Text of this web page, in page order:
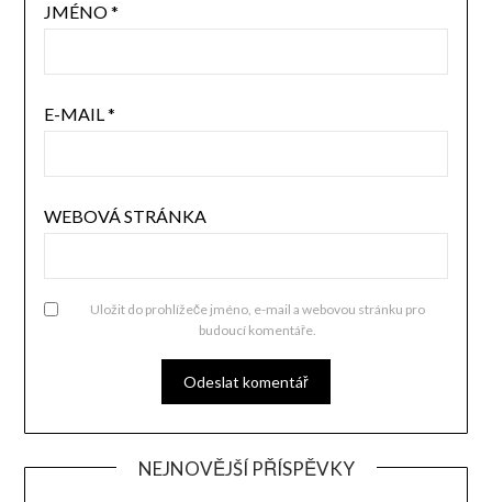
JMÉNO*
E-MAIL*
WEBOVÁ STRÁNKA
Uložit do prohlížeče jméno, e-mail a webovou stránku pro
budoucí komentáře.
NEJNOVĚJŠÍ PŘÍSPĚVKY